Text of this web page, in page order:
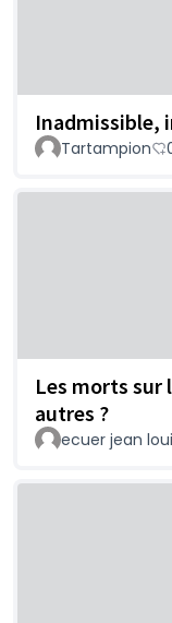
Inadmissible,
Tartampion
Les morts sur
autres ?
ecuer jean